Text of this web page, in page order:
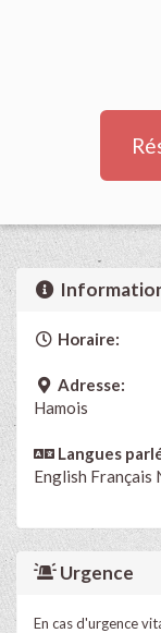
Horaire:
Adresse:
Hamois
Langues
English Français
Urgence
En cas d'urgence